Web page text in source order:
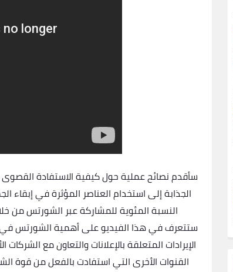
سأقدم نصائح عملية حول كيفية الاستفادة
الجذابة إلى استخدام العناصر المؤثرة في إبقاء
النسبة المئوية للمشاركة عبر الشورتس من
ستتعرف في هذا الفيديو على أهمية الشورتس في
الإيرادات المتعلقة بالإعلانات والتعاون مع
القنوات الأخرى التي استفادت بالفعل من قوة